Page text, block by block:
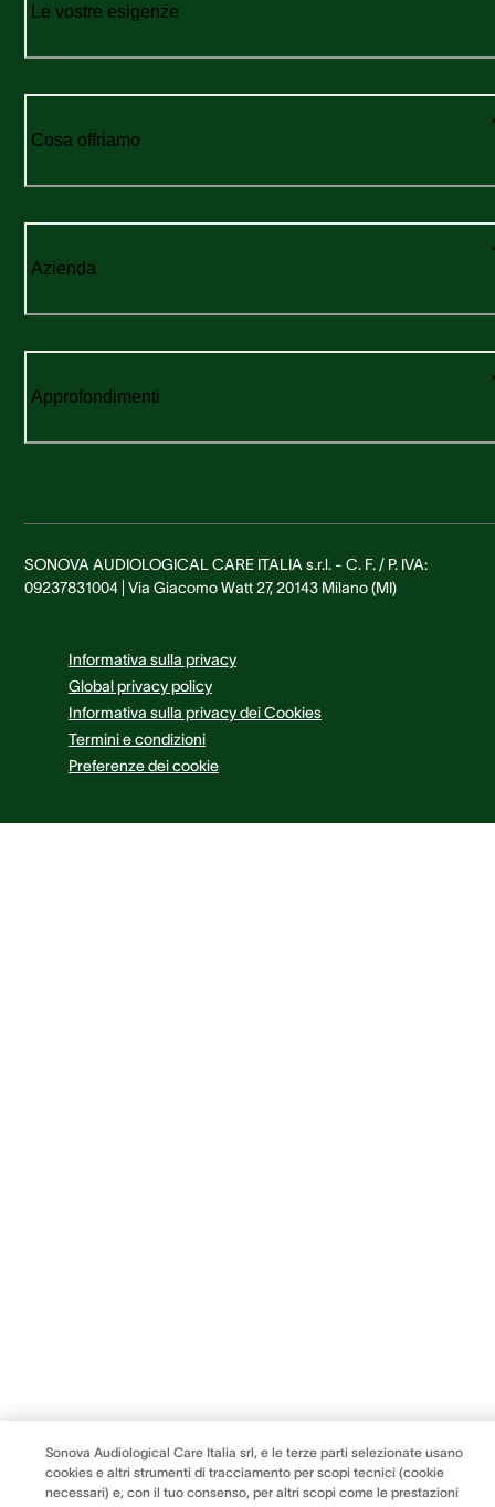
Le vostre esigenze
Cosa offriamo
Azienda
Approfondimenti
SONOVA AUDIOLOGICAL CARE ITALIA s.r.l. - C. F. / P. IVA:
09237831004 | Via Giacomo Watt 27, 20143 Milano (MI)
Informativa sulla privacy
Global privacy policy
Informativa sulla privacy dei Cookies
Termini e condizioni
Preferenze dei cookie
Sonova Audiological Care Italia srl, e le terze parti selezionate usano
cookies e altri strumenti di tracciamento per scopi tecnici (cookie
necessari) e, con il tuo consenso, per altri scopi come le prestazioni